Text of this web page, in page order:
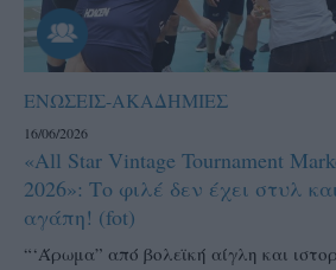
ΕΝΩΣΕΙΣ-ΑΚΑΔΗΜΙΕΣ
16/06/2026
«All Star Vintage Tournament
2026»: Το φιλέ δεν έχει στυλ
αγάπη! (fot)
“‘Άρωμα” από βολεϊκή αίγλη και